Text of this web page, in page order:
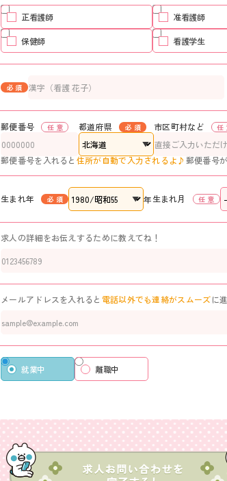
正看護師
准看護師
保健師 看護学生
郵便番号 都道府県 市区町村など
郵便番号を入れると 住所が自動で入力されるよ♪ 郵便番号
生まれ年 年生まれ月
求人の詳細をお伝えするために教えてね！
メールアドレスを入れると 電話以外でも連絡がスムーズに
就業中 離職中